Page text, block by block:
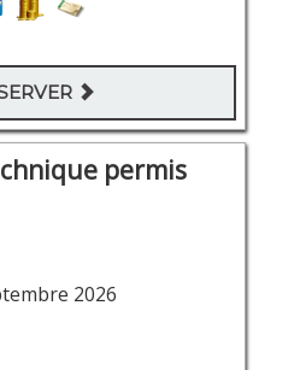
permis
2026